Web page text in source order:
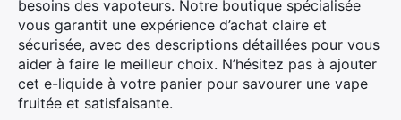
besoins des vapoteurs. Notre boutique spécialisée
vous garantit une expérience d’achat claire et
sécurisée, avec des descriptions détaillées pour vous
aider à faire le meilleur choix. N’hésitez pas à ajouter
cet e-liquide à votre panier pour savourer une vape
fruitée et satisfaisante.